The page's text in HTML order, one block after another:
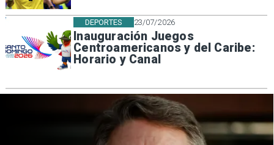
23/07/2026
Inauguración Juegos
Centroamericanos y del Caribe:
Horario y Canal
DEPORTES